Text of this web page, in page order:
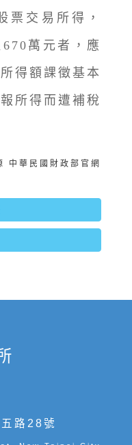
票交易所得，
萬元者，應
得額課徵基本
所得而遭補稅
中華民國財政部官網
路28號